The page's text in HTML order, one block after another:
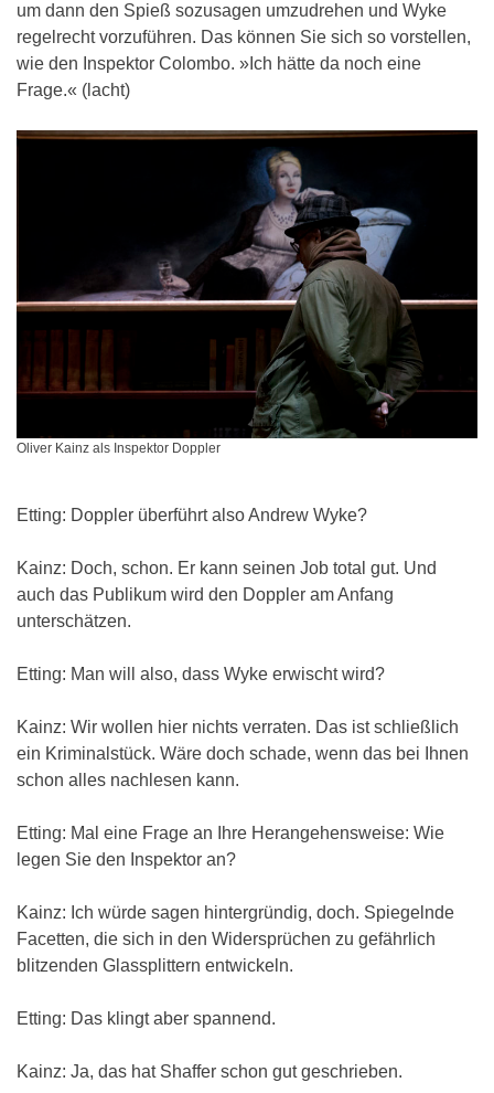
um dann den Spieß sozusagen umzudrehen und Wyke
regelrecht vorzuführen. Das können Sie sich so vorstellen,
wie den Inspektor Colombo. »Ich hätte da noch eine
Frage.« (lacht)
Oliver Kainz als Inspektor Doppler
Etting: Doppler überführt also Andrew Wyke?
Kainz: Doch, schon. Er kann seinen Job total gut. Und
auch das Publikum wird den Doppler am Anfang
unterschätzen.
Etting: Man will also, dass Wyke erwischt wird?
Kainz: Wir wollen hier nichts verraten. Das ist schließlich
ein Kriminalstück. Wäre doch schade, wenn das bei Ihnen
schon alles nachlesen kann.
Etting: Mal eine Frage an Ihre Herangehensweise: Wie
legen Sie den Inspektor an?
Kainz: Ich würde sagen hintergründig, doch. Spiegelnde
Facetten, die sich in den Widersprüchen zu gefährlich
blitzenden Glassplittern entwickeln.
Etting: Das klingt aber spannend.
Kainz: Ja, das hat Shaffer schon gut geschrieben.